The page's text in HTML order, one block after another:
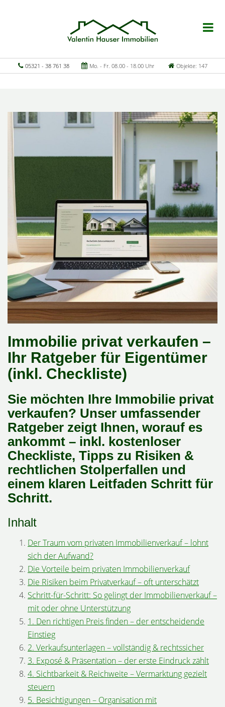
05321 - 38 761 38 Mo. - Fr. 08.00 - 18.00 Uhr Objekte: 147
Immobilie privat verkaufen –
Ihr Ratgeber für Eigentümer
(inkl. Checkliste)
Sie möchten Ihre Immobilie privat
verkaufen? Unser umfassender
Ratgeber zeigt Ihnen, worauf es
ankommt – inkl. kostenloser
Checkliste, Tipps zu Risiken &
rechtlichen Stolperfallen und
einem klaren Leitfaden Schritt für
Schritt.
Inhalt
Der Traum vom privaten Immobilienverkauf – lohnt
sich der Aufwand?
Die Vorteile beim privaten Immobilienverkauf
Die Risiken beim Privatverkauf – oft unterschätzt
Schritt-für-Schritt: So gelingt der Immobilienverkauf –
mit oder ohne Unterstützung
1. Den richtigen Preis finden – der entscheidende
Einstieg
2. Verkaufsunterlagen – vollständig & rechtssicher
3. Exposé & Präsentation – der erste Eindruck zählt
4. Sichtbarkeit & Reichweite – Vermarktung gezielt
steuern
5. Besichtigungen – Organisation mit